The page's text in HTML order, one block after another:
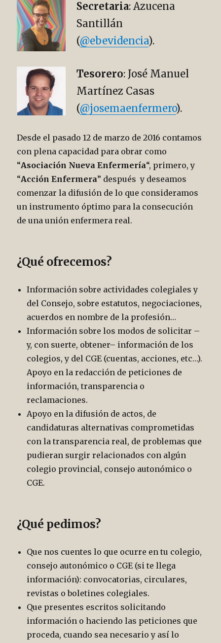
Secretaria: Azucena
Santillán
(@ebevidencia).
Tesorero: José Manuel
Martínez Casas
(@josemaenfermero).
Desde el pasado 12 de marzo de 2016 contamos
con plena capacidad para obrar como
“Asociación Nueva Enfermería“, primero, y
“Acción Enfermera” después y deseamos
comenzar la difusión de lo que consideramos
un instrumento óptimo para la consecución
de una unión enfermera real.
¿Qué ofrecemos?
Información sobre actividades colegiales y
del Consejo, sobre estatutos, negociaciones,
acuerdos en nombre de la profesión…
Información sobre los modos de solicitar –
y, con suerte, obtener– información de los
colegios, y del CGE (cuentas, acciones, etc…).
Apoyo en la redacción de peticiones de
información, transparencia o
reclamaciones.
Apoyo en la difusión de actos, de
candidaturas alternativas comprometidas
con la transparencia real, de problemas que
pudieran surgir relacionados con algún
colegio provincial, consejo autonómico o
CGE.
¿Qué pedimos?
Que nos cuentes lo que ocurre en tu colegio,
consejo autonómico o CGE (si te llega
información): convocatorias, circulares,
revistas o boletines colegiales.
Que presentes escritos solicitando
información o haciendo las peticiones que
proceda, cuando sea necesario y así lo